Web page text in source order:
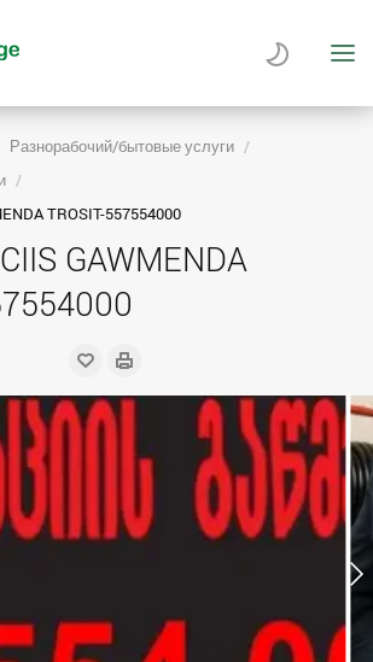
Разнорабочий/бытовые услуги
TROSIT-557554000
GAWMENDA